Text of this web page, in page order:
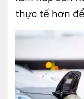
thực tế hơn